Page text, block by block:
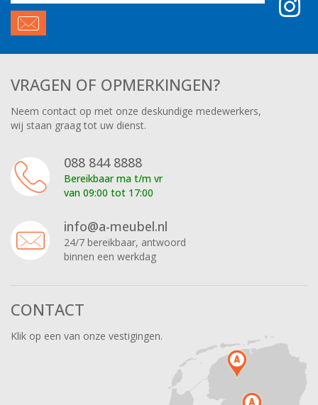
VRAGEN OF OPMERKINGEN?
Neem contact op met onze deskundige medewerkers,
wij staan graag tot uw dienst.
088 844 8888
Bereikbaar ma t/m vr
van 09:00 tot 17:00
info@a-meubel.nl
24/7 bereikbaar, antwoord
binnen een werkdag
CONTACT
Klik op een van onze vestigingen.